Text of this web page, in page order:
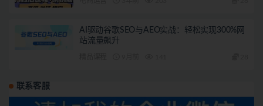
AI驱动谷歌SEO与AEO实战：轻松实现300%网
站流量飙升
联系客服